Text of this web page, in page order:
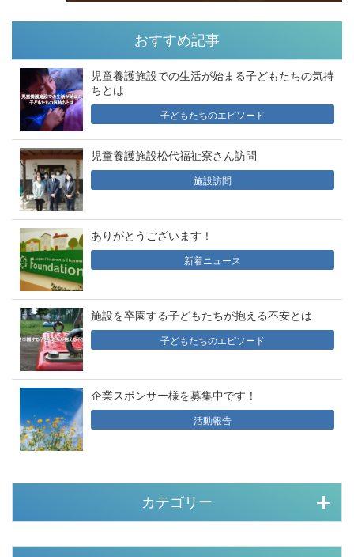
おすすめ記事
児童養護施設での生活が始まる子どもたちの気持
ちとは
子どもたちのエピソード
児童養護施設松代福祉寮さん訪問
施設訪問
ありがとうございます！
新着ニュース
施設を卒園する子どもたちが抱える不安とは
子どもたちのエピソード
企業スポンサー様を募集中です！
活動報告
カテゴリー